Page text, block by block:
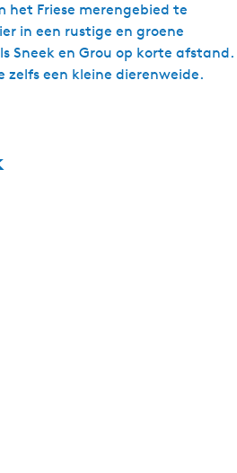
het Friese merengebied te
in een rustige en groene
Sneek en Grou op korte afstand.
zelfs een kleine dierenweide.